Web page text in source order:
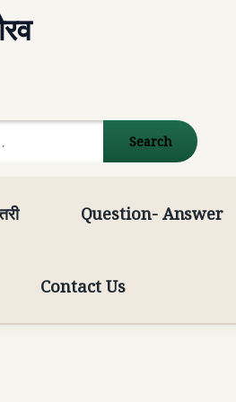
Question- Answer
Contact Us